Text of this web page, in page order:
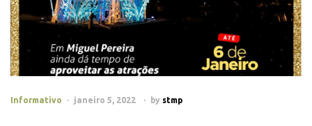
Informativo janeiro 5, 2022 by stmp